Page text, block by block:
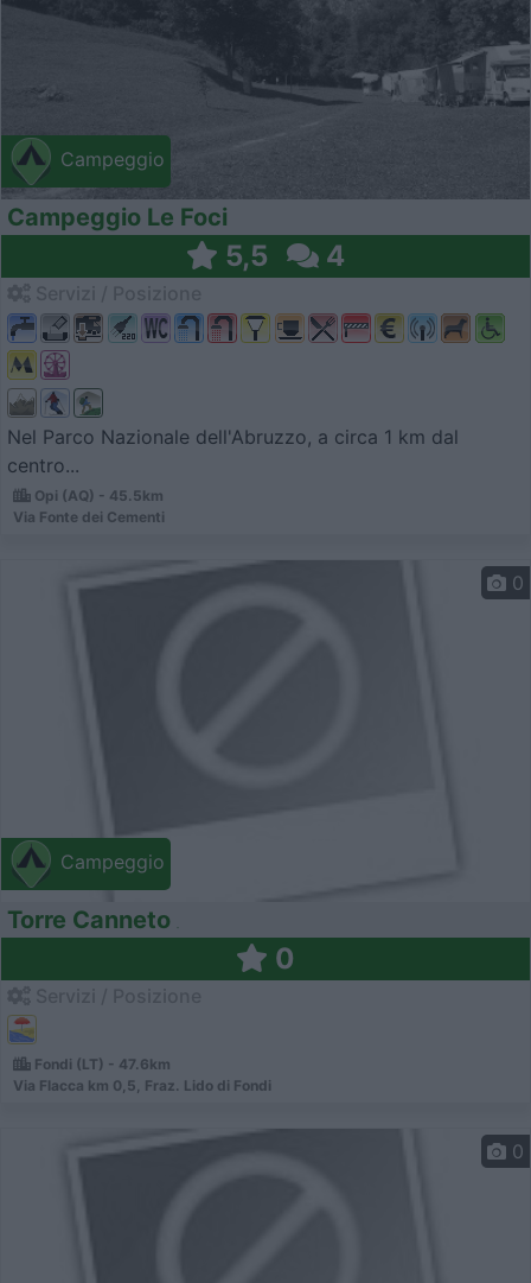
Campeggio
Campeggio Le Foci
5,5 4
Nel Parco Nazionale dell'Abruzzo, a circa 1 km dal
centro...
Opi (AQ) - 45.5km
Via Fonte dei Cementi
Campeggio
0
Torre Canneto
0
Fondi (LT) - 47.6km
Via Flacca km 0,5, Fraz. Lido di Fondi
0